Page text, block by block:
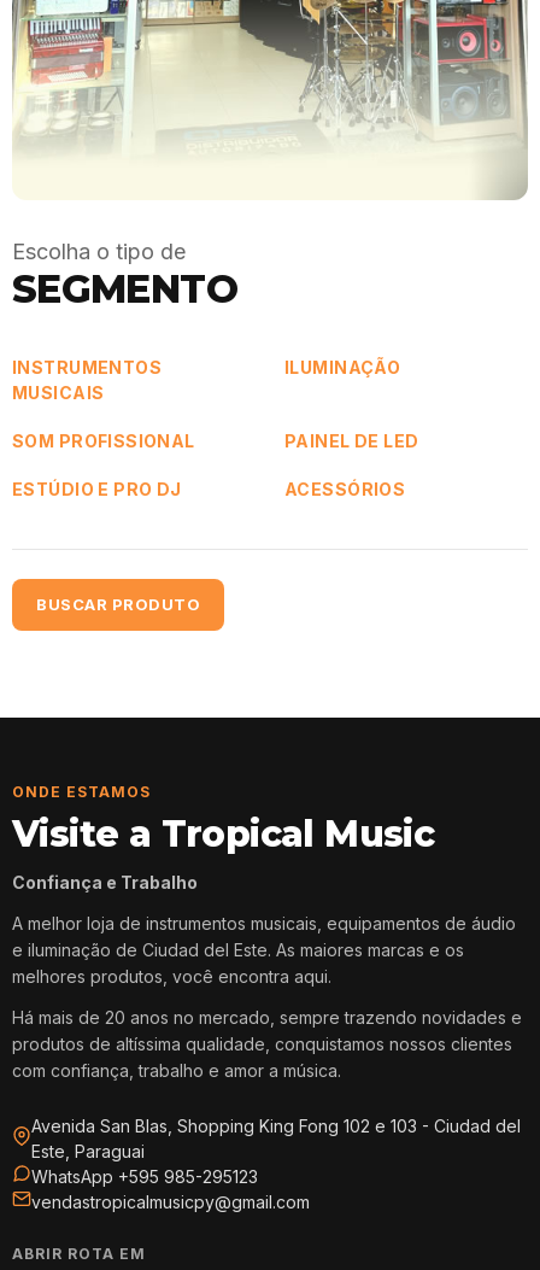
Escolha o tipo de
SEGMENTO
INSTRUMENTOS
MUSICAIS
ILUMINAÇÃO
SOM PROFISSIONAL PAINEL DE LED
ESTÚDIO E PRO DJ ACESSÓRIOS
BUSCAR PRODUTO
ONDE ESTAMOS
Visite a Tropical Music
Confiança e Trabalho
A melhor loja de instrumentos musicais, equipamentos de áudio
e iluminação de Ciudad del Este. As maiores marcas e os
melhores produtos, você encontra aqui.
Há mais de 20 anos no mercado, sempre trazendo novidades e
produtos de altíssima qualidade, conquistamos nossos clientes
com confiança, trabalho e amor a música.
Avenida San Blas, Shopping King Fong 102 e 103 - Ciudad del
Este, Paraguai
WhatsApp +595 985-295123
vendastropicalmusicpy@gmail.com
ABRIR ROTA EM